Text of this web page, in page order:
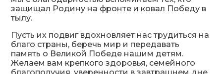
защищал Родину на фронте и ковал Победу в
тылу.
Пусть их подвиг вдохновляет нас трудиться на
благо страны, беречь мир и передавать
память о Великой Победе нашим детям.
Желаем вам крепкого здоровья, семейного